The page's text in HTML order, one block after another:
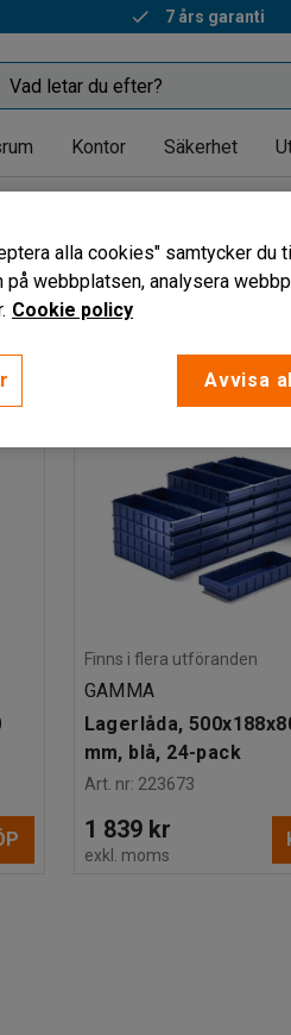
7 års garanti
Kontor Säkerhet
Volym
Finns i flera utföranden
GAMMA
Lagerlåda,
mm, blå, 24-pack
Art. nr: 223673
1 839 kr
exkl. moms
alla cookies" samtycker du
webbplatsen, analysera
Cookie policy
Avvisa